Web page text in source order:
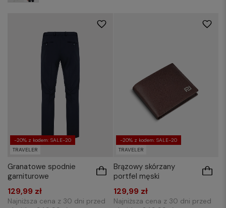
-20% z kodem: SALE-20
TRAVELER
Granatowe spodnie
garniturowe
129,99 zł
Najniższa cena z 30 dni przed
-20% z kodem: SALE-20
TRAVELER
Brązowy skórzany
portfel męski
129,99 zł
Najniższa cena z 30 dni przed